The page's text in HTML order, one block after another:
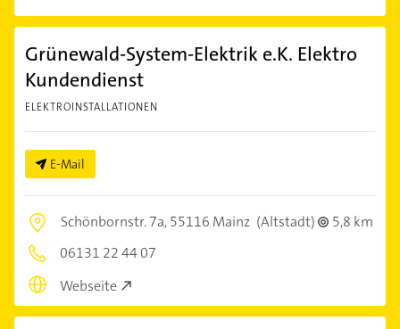
Grünewald-System-Elektrik e.K. Elektro
Kundendienst
ELEKTROINSTALLATIONEN
E-Mail
Schönbornstr. 7a,55116 Mainz (Altstadt)
5,8 km
06131 22 44 07
Webseite